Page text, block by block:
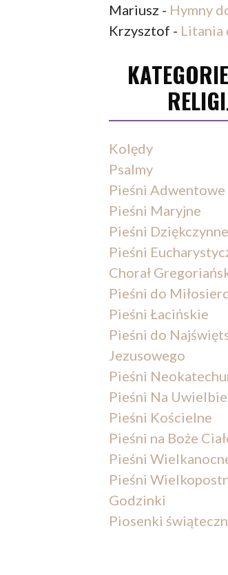
Mariusz - Hymny
Krzysztof - Litania
Kolędy
Psalmy
Pieśni Adwentowe
Pieśni Maryjne
Pieśni Dziękczynne
Pieśni
Chorał
Pieśni do
Pieśni Łacińskie
Pieśni do
Jezusowego
Pieśni
Pieśni Na
Pieśni Kościelne
Pieśni na Boże
Pieśni
Pieśni
Godzinki
Piosenki